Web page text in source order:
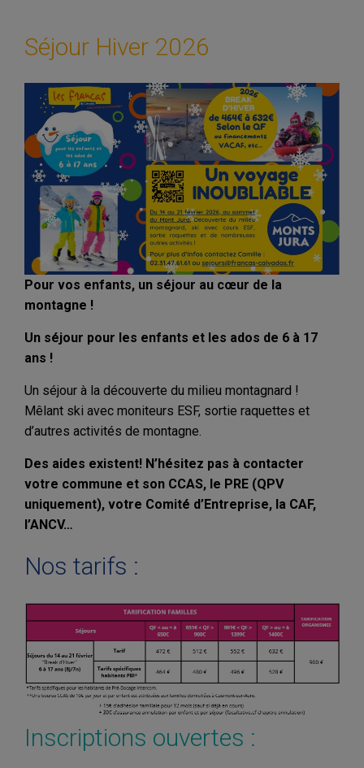
Séjour Hiver 2026
Pour vos enfants, un séjour au cœur de la
montagne !
Un séjour pour les enfants et les ados de 6 à 17
ans !
Un séjour à la découverte du milieu montagnard !
Mêlant ski avec moniteurs ESF, sortie raquettes et
d’autres activités de montagne.
Des aides existent! N’hésitez pas à contacter
votre commune et son CCAS, le PRE (QPV
uniquement), votre Comité d’Entreprise, la CAF,
l’ANCV…
Nos tarifs :
Inscriptions ouvertes :